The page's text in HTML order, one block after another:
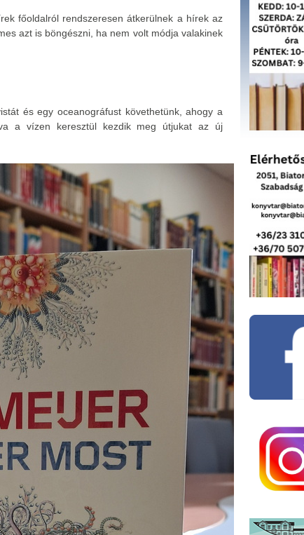
főoldalról rendszeresen átkerülnek a hírek az
azt is böngészni, ha nem volt módja valakinek
és egy oceanográfust követhetünk, ahogy a
a vízen keresztül kezdik meg útjukat az új